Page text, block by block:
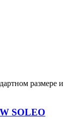
размере и
SOLEO